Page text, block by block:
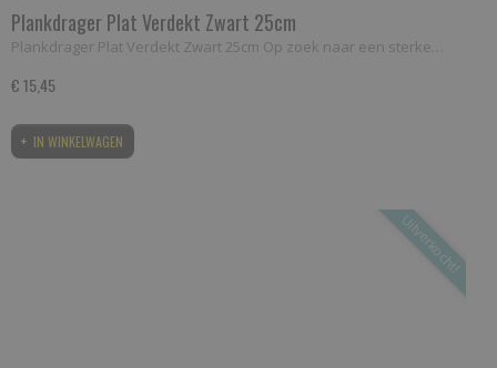
Plankdrager Plat Verdekt Zwart 25cm
Plankdrager Plat Verdekt Zwart 25cm Op zoek naar een sterke…
€ 15,45
IN WINKELWAGEN
Uitverkocht!